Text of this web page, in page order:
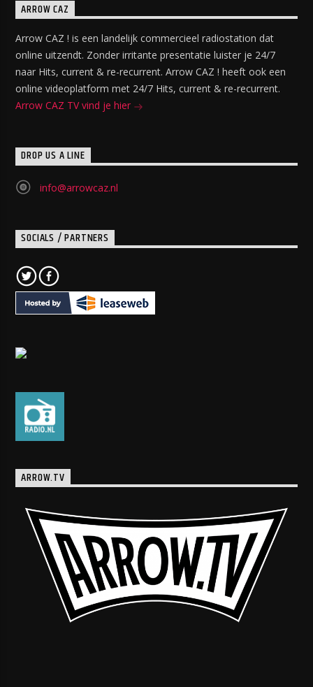
ARROW CAZ
Arrow CAZ ! is een landelijk commercieel radiostation dat
online uitzendt. Zonder irritante presentatie luister je 24/7
naar Hits, current & re-recurrent. Arrow CAZ ! heeft ook een
online videoplatform met 24/7 Hits, current & re-recurrent.
Arrow CAZ TV vind je hier
DROP US A LINE
info@arrowcaz.nl
SOCIALS / PARTNERS
ARROW.TV